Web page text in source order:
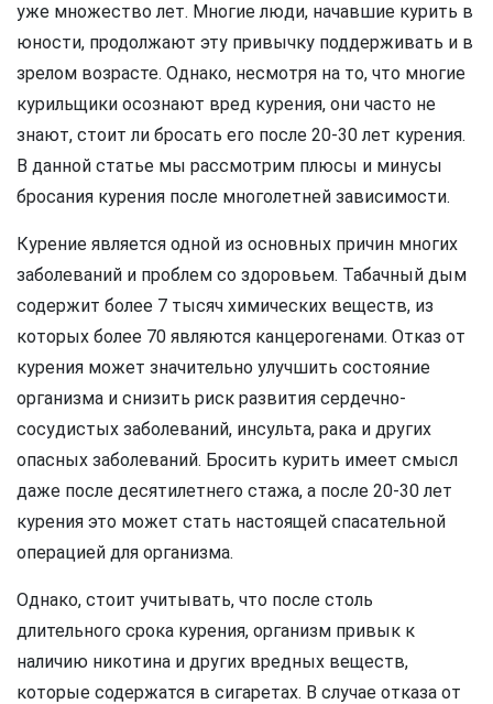
уже множество лет. Многие люди, начавшие курить в
юности, продолжают эту привычку поддерживать и в
зрелом возрасте. Однако, несмотря на то, что многие
курильщики осознают вред курения, они часто не
знают, стоит ли бросать его после 20-30 лет курения.
В данной статье мы рассмотрим плюсы и минусы
бросания курения после многолетней зависимости.
Курение является одной из основных причин многих
заболеваний и проблем со здоровьем. Табачный дым
содержит более 7 тысяч химических веществ, из
которых более 70 являются канцерогенами. Отказ от
курения может значительно улучшить состояние
организма и снизить риск развития сердечно-
сосудистых заболеваний, инсульта, рака и других
опасных заболеваний. Бросить курить имеет смысл
даже после десятилетнего стажа, а после 20-30 лет
курения это может стать настоящей спасательной
операцией для организма.
Однако, стоит учитывать, что после столь
длительного срока курения, организм привык к
наличию никотина и других вредных веществ,
которые содержатся в сигаретах. В случае отказа от